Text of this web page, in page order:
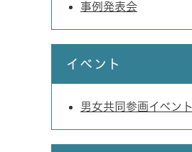
事例発表会
イベント
男女共同参画イベント